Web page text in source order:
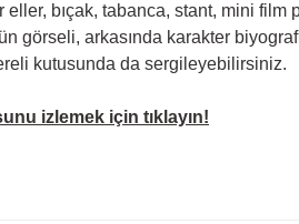
bıçak, tabanca, stant, mini
görseli, arkasında karakter
kutusunda da sergileyebilirsiniz.
izlemek için tıklayın!